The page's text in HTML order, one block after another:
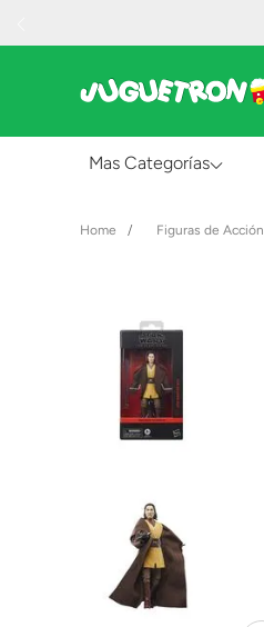
Mas Categorías
Creatividad y Arte
Figuras de Acción
Gadgets y
Lanzadores
Muñecas
Construcción
Figuras de Acción